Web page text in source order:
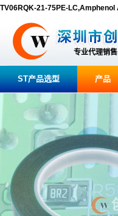
TV06RQK-21-75PE-LC,Amphenol
专业代理销
ST产品选型 产品